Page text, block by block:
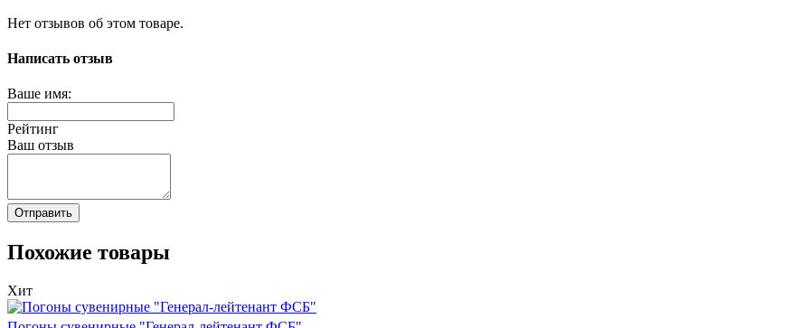
Нет отзывов об этом товаре.
Написать отзыв
Ваше имя:
Рейтинг
Ваш отзыв
Отправить
Похожие товары
Хит